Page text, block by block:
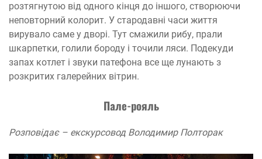
розтягнутою від одного кінця до іншого, створюючи
неповторний колорит. У стародавні часи життя
вирувало саме у дворі. Тут смажили рибу, прали
шкарпетки, голили бороду і точили ляси. Подекуди
запах котлет і звуки патефона все ще лунають з
розкритих галерейних вітрин.
Пале-рояль
Розповідає – екскурсовод Володимир Полторак